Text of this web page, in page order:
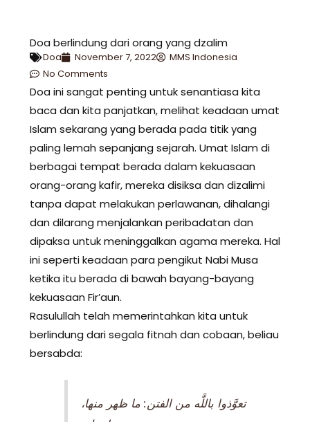
Doa berlindung dari orang yang dzalim
Doa November 7, 2022
MMS Indonesia
No Comments
Doa ini sangat penting untuk senantiasa kita
baca dan kita panjatkan, melihat keadaan umat
Islam sekarang yang berada pada titik yang
paling lemah sepanjang sejarah. Umat Islam di
berbagai tempat berada dalam kekuasaan
orang-orang kafir, mereka disiksa dan dizalimi
tanpa dapat melakukan perlawanan, dihalangi
dan dilarang menjalankan peribadatan dan
dipaksa untuk meninggalkan agama mereka. Hal
ini seperti keadaan para pengikut Nabi Musa
ketika itu berada di bawah bayang-bayang
kekuasaan Fir’aun.
Rasulullah telah memerintahkan kita untuk
berlindung dari segala fitnah dan cobaan, beliau
bersabda:
تعوَّذوا باللَّه من الفتن: ما ظهر منها،